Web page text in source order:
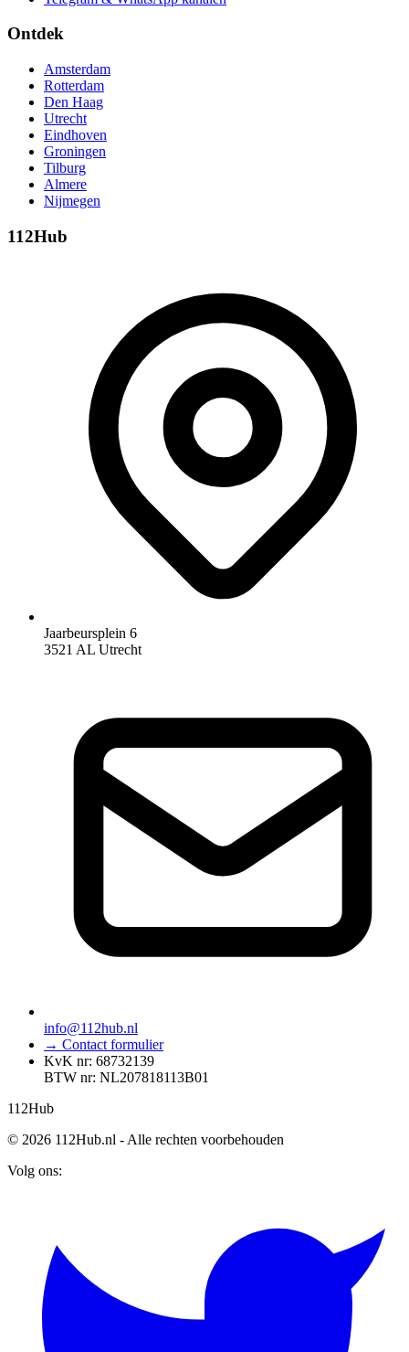
Ontdek
Amsterdam
Rotterdam
Den Haag
Utrecht
Eindhoven
Groningen
Tilburg
Almere
Nijmegen
112Hub
Jaarbeursplein 6
3521 AL Utrecht
info@112hub.nl
→ Contact formulier
KvK nr: 68732139
BTW nr: NL207818113B01
112Hub
© 2026 112Hub.nl - Alle rechten voorbehouden
Volg ons: